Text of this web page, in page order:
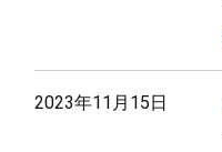
2023年11月15日